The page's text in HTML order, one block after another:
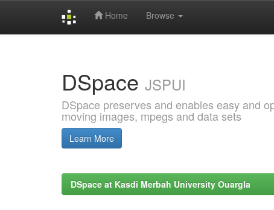
Home Browse
DSpace JSPUI
DSpace preserves and enables easy and
moving images, mpegs and data sets
Learn More
DSpace at Kasdi Merbah University Ouargla